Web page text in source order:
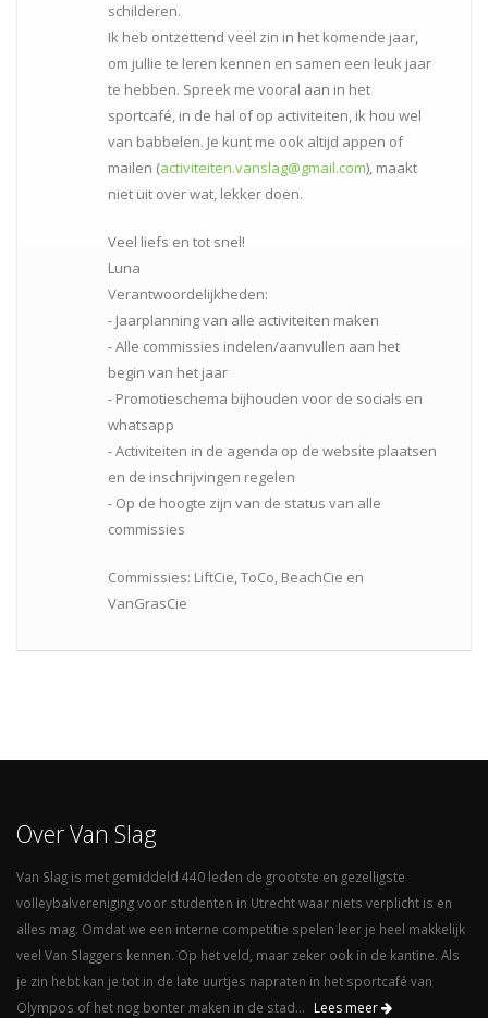
schilderen.
Ik heb ontzettend veel zin in het komende jaar,
om jullie te leren kennen en samen een leuk jaar
te hebben. Spreek me vooral aan in het
sportcafé, in de hal of op activiteiten, ik hou wel
van babbelen. Je kunt me ook altijd appen of
mailen (activiteiten.vanslag@gmail.com), maakt
niet uit over wat, lekker doen.
Veel liefs en tot snel!
Luna
Verantwoordelijkheden:
- Jaarplanning van alle activiteiten maken
- Alle commissies indelen/aanvullen aan het
begin van het jaar
- Promotieschema bijhouden voor de socials en
whatsapp
- Activiteiten in de agenda op de website plaatsen
en de inschrijvingen regelen
- Op de hoogte zijn van de status van alle
commissies
Commissies: LiftCie, ToCo, BeachCie en
VanGrasCie
Over Van Slag
Van Slag is met gemiddeld 440 leden de grootste en gezelligste
volleybalvereniging voor studenten in Utrecht waar niets verplicht is en
alles mag. Omdat we een interne competitie spelen leer je heel makkelijk
veel Van Slaggers kennen. Op het veld, maar zeker ook in de kantine. Als
je zin hebt kan je tot in de late uurtjes napraten in het sportcafé van
Olympos of het nog bonter maken in de stad...
Lees meer